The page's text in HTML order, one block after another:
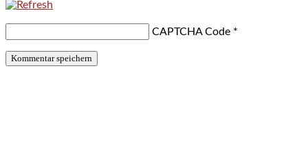
CAPTCHA Code *